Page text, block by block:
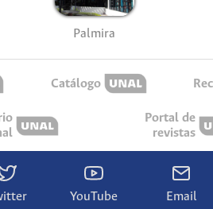
Palmira
Catálogo
Portal de
revistas
YouTube Email